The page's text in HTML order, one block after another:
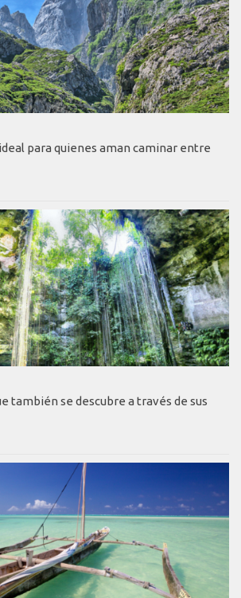
para quienes aman caminar entre
también se descubre a través de sus